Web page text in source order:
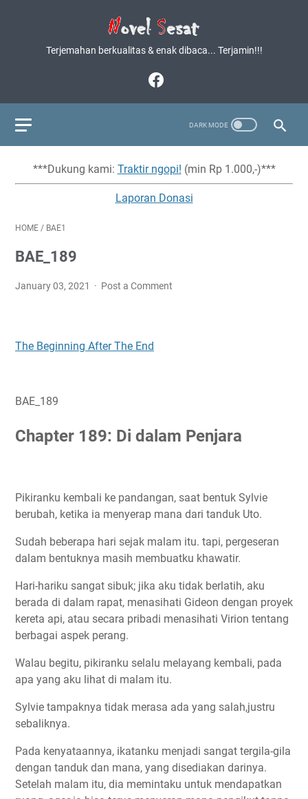
Terjemahan berkualitas & enak dibaca... Terjamin!!!
***Dukung kami: Traktir ngopi! (min Rp 1.000,-)***
Laporan Donasi
HOME / BAE1
BAE_189
January 03, 2021 Post a Comment
The Beginning After The End
BAE_189
Chapter 189: Di dalam Penjara
Pikiranku kembali ke pandangan, saat bentuk Sylvie
berubah, ketika ia menyerap mana dari tanduk Uto.
Sudah beberapa hari sejak malam itu. tapi, pergeseran
dalam bentuknya masih membuatku khawatir.
Hari-hariku sangat sibuk; jika aku tidak berlatih, aku
berada di dalam rapat, menasihati Gideon dengan proyek
kereta api, atau secara pribadi menasihati Virion tentang
berbagai aspek perang.
Walau begitu, pikiranku selalu melayang kembali, pada
apa yang aku lihat di malam itu.
Sylvie tampaknya tidak merasa ada yang salah,justru
sebaliknya.
Pada kenyataannya, ikatanku menjadi sangat tergila-gila
dengan tanduk dan mana, yang disediakan darinya.
Setelah malam itu, dia memintaku untuk mendapatkan